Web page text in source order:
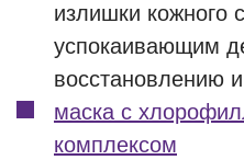
излишки кожного
успокаивающим
восстановлению
маска с
комплексом